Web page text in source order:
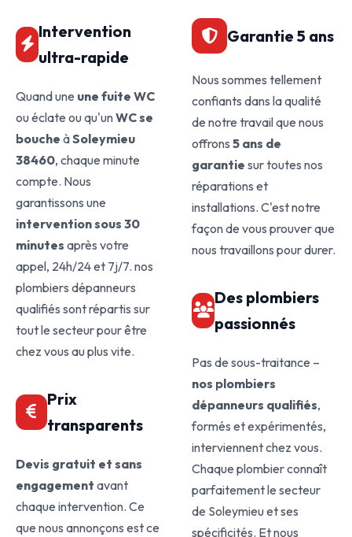
Intervention
ultra-rapide
Quand une une fuite WC
ou éclate ou qu'unWC se
bouche àSoleymieu
38460, chaque minute
compte. Nous
garantissons une
intervention sous 30
minutes après votre
appel, 24h/24 et 7j/7. nos
plombiers dépanneurs
qualifiés sont répartis sur
tout le secteur pour être
chez vous au plus vite.
Prix
transparents
Devis gratuit et sans
engagement avant
chaque intervention. Ce
que nous annonçons est ce
Garantie 5 ans
Nous sommes tellement
confiants dans la qualité
de notre travail que nous
offrons 5 ans de
garantie sur toutes nos
réparations et
installations. C'est notre
façon de vous prouver que
nous travaillons pour durer.
Des plombiers
passionnés
Pas de sous-traitance –
nos plombiers
dépanneurs qualifiés,
formés et expérimentés,
interviennent chez vous.
Chaque plombier connaît
parfaitement le secteur
de Soleymieu et ses
spécificités. Et nous